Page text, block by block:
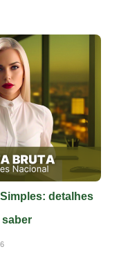
detalhes